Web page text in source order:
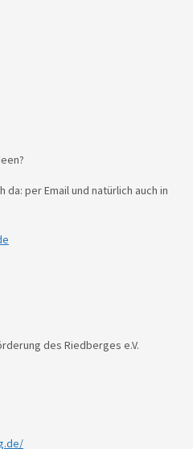
per Email und natürlich auch in
des Riedberges e.V.